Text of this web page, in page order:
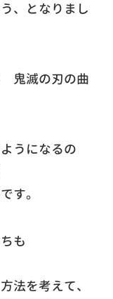
、となりまし
鬼滅の刃の曲
うになるの
す。
も
法を考えて、